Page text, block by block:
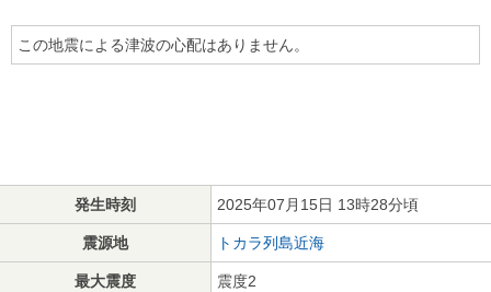
この地震による津波の心配はありません。
発生時刻 2025年07月15日 13時28分頃
震源地 トカラ列島近海
最大震度 震度2